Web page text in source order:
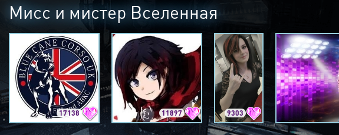
Мисс и мистер Вселенная
17138 11897 9303